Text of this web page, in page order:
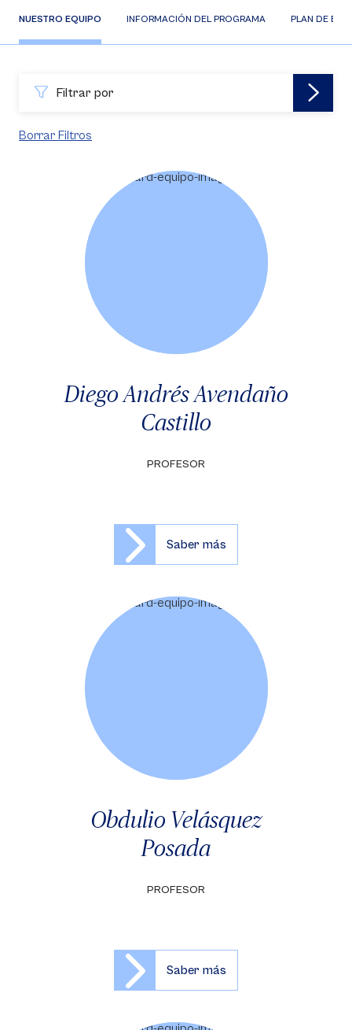
NUESTRO EQUIPO INFORMACIÓN DEL PROGRAMA PLAN DE
Filtrar por
Borrar Filtros
Diego Andrés Avendaño
Castillo
PROFESOR
Saber más
Obdulio Velásquez
Posada
PROFESOR
Saber más